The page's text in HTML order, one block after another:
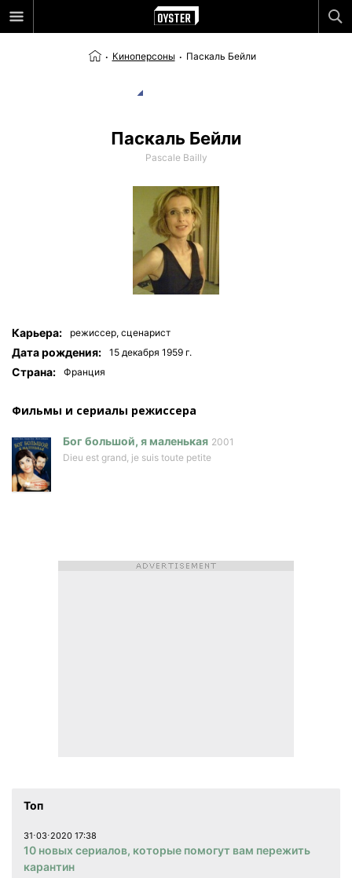
Киноперсоны Паскаль Бейли
Паскаль Бейли
Pascale Bailly
Карьера: режиссер, сценарист
Дата рождения: 15 декабря 1959 г.
Страна: Франция
Фильмы и сериалы режисcера
Бог большой, я маленькая 2001
Dieu est grand, je suis toute petite
Топ
31⋅03⋅2020 17:38
10 новых сериалов, которые помогут вам пережить
карантин